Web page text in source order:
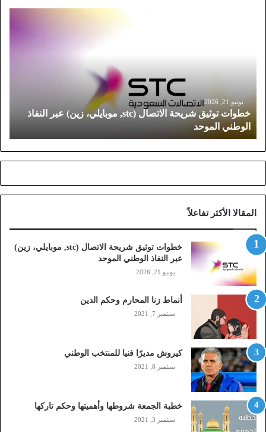
ش
ر
ل
ا
ت
ص
ل
(
s
,
م
و
ب
ا
ي
ل
ي
يونيو 21, 2026
خطوات توثيق شريحة الاتصال (stc, موبايلي، زين) عبر النفاذ
الوطني الموحد
المقالا الأكثر تفاعلاً
خطوات توثيق شريحة الاتصال (stc, موبايلي، زين)
عبر النفاذ الوطني الموحد
يونيو 21, 2026
أنماط زنا المحارم وحكم الدين
سبتمبر 7, 2021
كيروش مديرًا فنيا للمنتخب الوطني
سبتمبر 8, 2021
خطبة الجمعة شروطها وأهميتها وحكم تاركها
سبتمبر 3, 2021